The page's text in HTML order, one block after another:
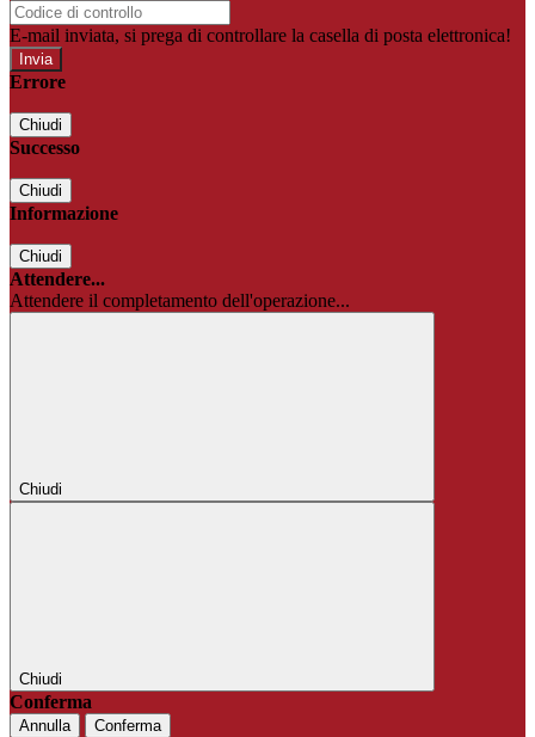
E-mail inviata, si prega di controllare la casella di posta elettronica!
Errore
Chiudi
Successo
Chiudi
Informazione
Chiudi
Attendere...
Attendere il completamento dell'operazione...
Chiudi
Chiudi
Conferma
Annulla Conferma